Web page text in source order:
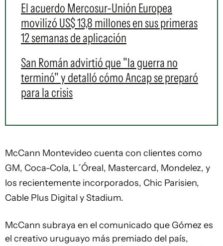
El acuerdo Mercosur-Unión Europea
movilizó US$ 13,8 millones en sus primeras
12 semanas de aplicación
San Román advirtió que "la guerra no
terminó" y detalló cómo Ancap se preparó
para la crisis
McCann Montevideo cuenta con clientes como
GM, Coca-Cola, L´Óreal, Mastercard, Mondelez, y
los recientemente incorporados, Chic Parisien,
Cable Plus Digital y Stadium.
McCann subraya en el comunicado que Gómez es
el creativo uruguayo más premiado del país,